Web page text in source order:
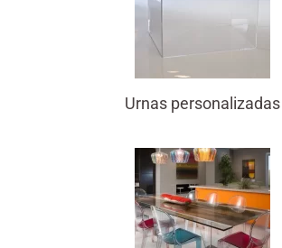
Urnas personalizadas